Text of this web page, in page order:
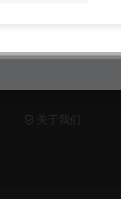
关于我们